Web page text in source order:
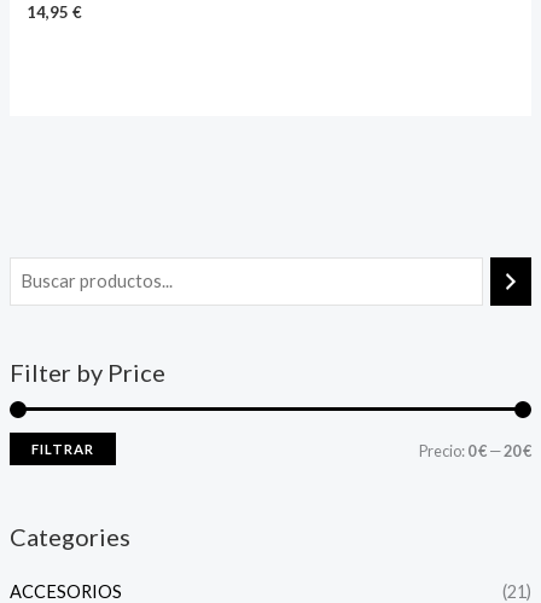
Filter by Price
FILTRAR Precio:0 €—20 €
Categories
ACCESORIOS (21)
14,95€